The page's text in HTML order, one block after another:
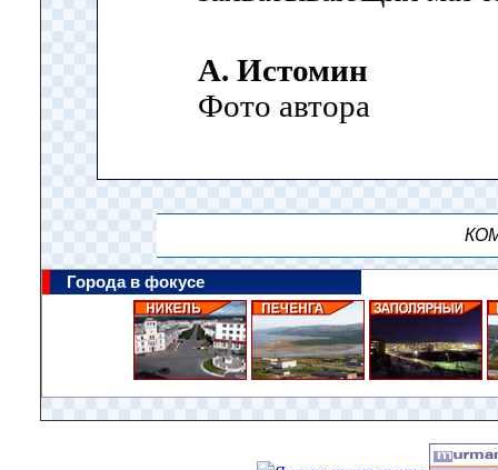
А. Истомин
Фото автора
Города в фокусе